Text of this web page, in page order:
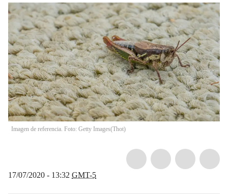
Imagen de referencia. Foto: Getty Images(Thot)
17/07/2020 - 13:32 GMT-5